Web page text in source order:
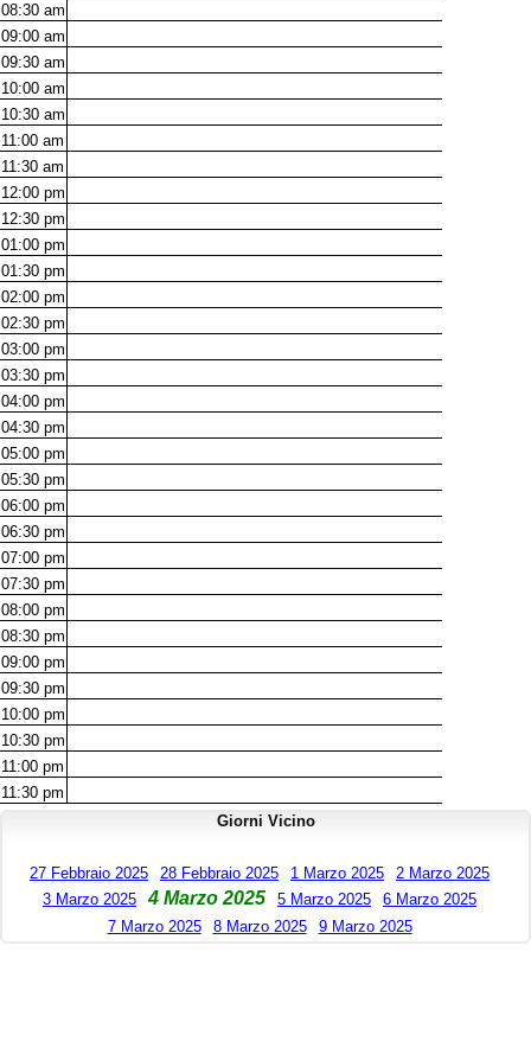
08:30 am
09:00 am
09:30 am
10:00 am
10:30 am
11:00 am
11:30 am
12:00 pm
12:30 pm
01:00 pm
01:30 pm
02:00 pm
02:30 pm
03:00 pm
03:30 pm
04:00 pm
04:30 pm
05:00 pm
05:30 pm
06:00 pm
06:30 pm
07:00 pm
07:30 pm
08:00 pm
08:30 pm
09:00 pm
09:30 pm
10:00 pm
10:30 pm
11:00 pm
11:30 pm
Giorni Vicino
27 Febbraio 2025 28 Febbraio 2025 1 Marzo 2025
2 Marzo 2025
3 Marzo 2025
4 Marzo 2025 5 Marzo 2025
6 Marzo 2025
7 Marzo 2025
8 Marzo 2025 9 Marzo 2025